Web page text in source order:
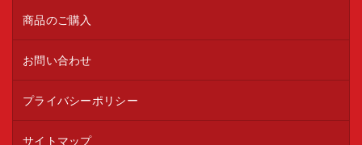
商品のご購入
お問い合わせ
プライバシーポリシー
サイトマップ